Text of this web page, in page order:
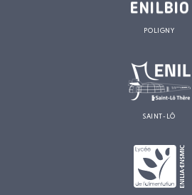
POLIGNY
SAINT-LÔ